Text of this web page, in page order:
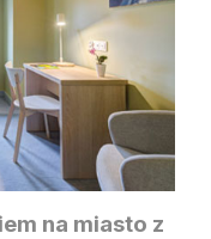
na miasto z